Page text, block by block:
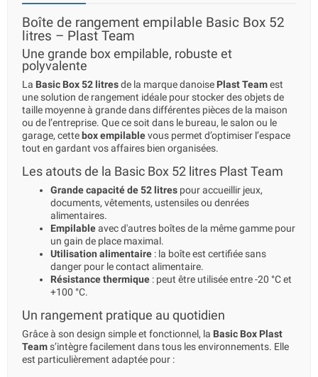
Boîte de rangement empilable Basic Box 52
litres – Plast Team
Une grande box empilable, robuste et
polyvalente
La Basic Box 52 litresde la marque danoise Plast Teamest
une solution de rangement idéale pour stocker des objets de
taille moyenne à grande dans différentes pièces de la maison
ou de l’entreprise. Que ce soit dans le bureau, le salon ou le
garage, cette box empilablevous permet d’optimiser l’espace
tout en gardant vos affaires bien organisées.
Les atouts de la Basic Box 52 litres Plast Team
Grande capacité de 52 litres pour accueillir jeux,
documents, vêtements, ustensiles ou denrées
alimentaires.
Empilableavec d'autres boîtes de la même gamme pour
un gain de place maximal.
Utilisation alimentaire : la boîte est certifiée sans
danger pour le contact alimentaire.
Résistance thermique : peut être utilisée entre -20 °C et
+100 °C.
Un rangement pratique au quotidien
Grâce à son design simple et fonctionnel, la Basic Box Plast
Teams’intègre facilement dans tous les environnements. Elle
est particulièrement adaptée pour :